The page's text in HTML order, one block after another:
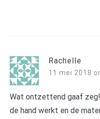
Rachelle
11 mei 2018
Wat ontzettend gaaf
de hand werkt en de